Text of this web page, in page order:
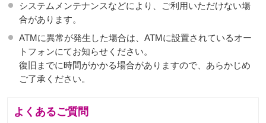
システムメンテナンスなどにより、ご利用いただけない場
合があります。
ATMに異常が発生した場合は、ATMに設置されているオー
トフォンにてお知らせください。
復旧までに時間がかかる場合がありますので、あらかじめ
ご了承ください。
よくあるご質問